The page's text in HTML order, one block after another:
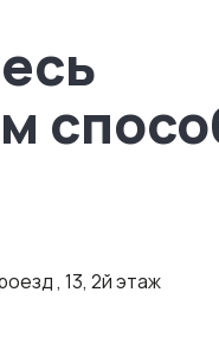
, 13, 2й этаж